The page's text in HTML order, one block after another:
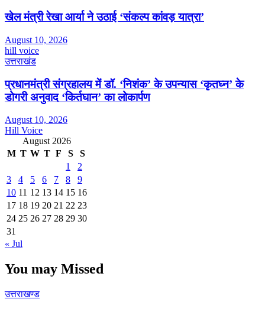
खेल मंत्री रेखा आर्या ने उठाई ‘संकल्प कांवड़ यात्रा’
August 10, 2026
hill voice
उत्तराखंड
प्रधानमंत्री संग्रहालय में डॉ. ‘निशंक’ के उपन्यास ‘कृतघ्न’ के
डोगरी अनुवाद ‘किर्तघान’ का लोकार्पण
August 10, 2026
Hill Voice
August 2026
M T W T F S
S
1
2
3
4 5 6 7 8
9
10 11 12 13 14 15 16
17 18 19 20 21 22 23
24 25 26 27 28 29 30
31
« Jul
You may Missed
उत्तराखण्ड